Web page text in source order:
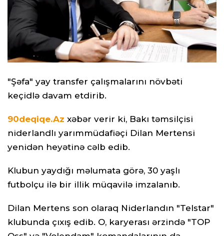
"Şəfa" yay transfer çalışmalarını növbəti
keçidlə davam etdirib.
90deqiqe.Az xəbər verir ki, Bakı təmsilçisi
niderlandlı yarımmüdafiəçi Dilan Mertensi
yenidən heyətinə cəlb edib.
Klubun yaydığı məlumata görə, 30 yaşlı
futbolçu ilə bir illik müqavilə imzalanıb.
Dilan Mertens son olaraq Niderlandın "Telstar"
klubunda çıxış edib. O, karyerası ərzində "TOP